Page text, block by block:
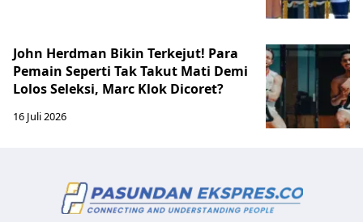
John Herdman Bikin Terkejut! Para
Pemain Seperti Tak Takut Mati Demi
Lolos Seleksi, Marc Klok Dicoret?
16 Juli 2026